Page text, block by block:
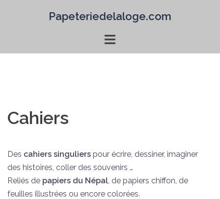
Papeteriedelaloge.com
Cahiers
Des cahiers singuliers pour écrire, dessiner, imaginer
des histoires, coller des souvenirs …
Reliés de papiers du Népal, de papiers chiffon, de
feuilles illustrées ou encore colorées.